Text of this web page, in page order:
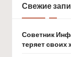
Свежие
Советник
теряет своих